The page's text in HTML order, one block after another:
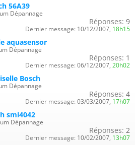
56A39
Dépannage
Réponses: 9
Dernier message: 10/12/2007, 18h15
aquasensor
Dépannage
Réponses: 1
Dernier message: 06/12/2007, 20h02
Bosch
Dépannage
Réponses: 4
Dernier message: 03/03/2007, 17h07
smi4042
Dépannage
Réponses: 2
Dernier message: 10/02/2007, 13h07